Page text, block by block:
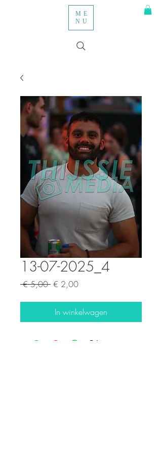
ME
NU
13-07-2025_4
€ 5,00 Normale
€ 2,00Verkoopprijs
In winkelwagen